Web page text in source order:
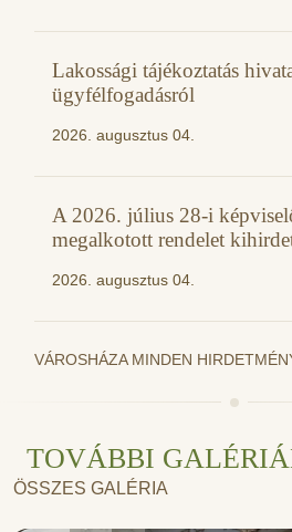
Lakossági tájékoztatás
ügyfélfogadásról
2026. augusztus 04.
A 2026. július 28-i
megalkotott rendelet
2026. augusztus 04.
VÁROSHÁZA MINDEN
TOVÁBBI
ÖSSZES GALÉRIA